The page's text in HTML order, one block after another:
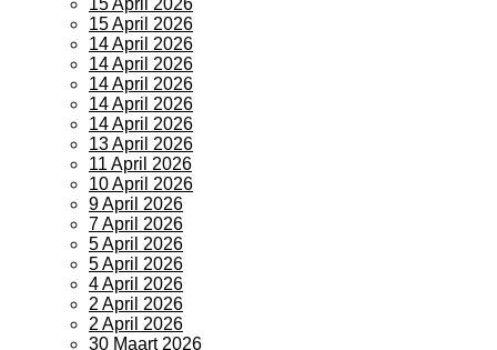
15 April 2026
15 April 2026
14 April 2026
14 April 2026
14 April 2026
14 April 2026
14 April 2026
13 April 2026
11 April 2026
10 April 2026
9 April 2026
7 April 2026
5 April 2026
5 April 2026
4 April 2026
2 April 2026
2 April 2026
30 Maart 2026